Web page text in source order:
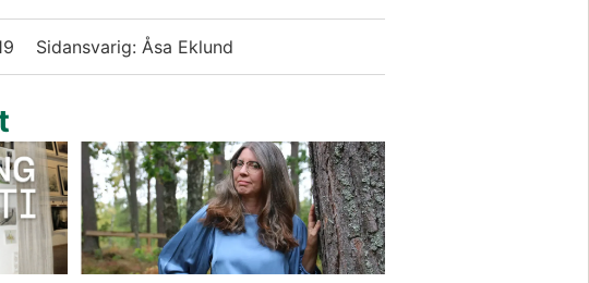
Sidansvarig: Åsa Eklund